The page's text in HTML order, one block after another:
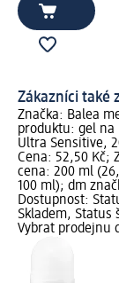
Zákazníci také
Značka: Balea
produktu: gel na
Ultra Sensitive,
Cena: 52,50 Kč;
cena: 200 ml
100 ml); dm
Dostupnost:
Skladem, Status
Vybrat prodejnu